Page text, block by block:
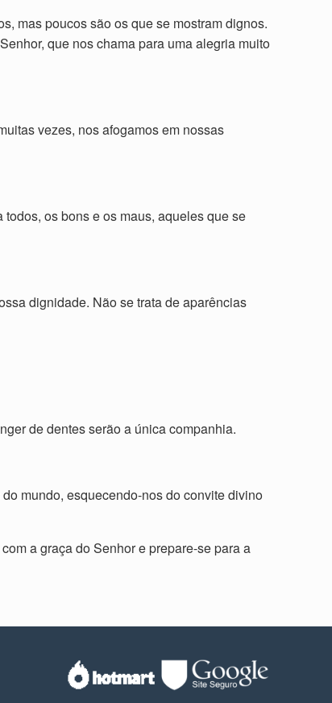
mas poucos são os que se mostram dignos.
que nos chama para uma alegria muito
vezes, nos afogamos em nossas
os bons e os maus, aqueles que se
dignidade. Não se trata de aparências
de dentes serão a única companhia.
mundo, esquecendo-nos do convite divino
a graça do Senhor e prepare-se para a